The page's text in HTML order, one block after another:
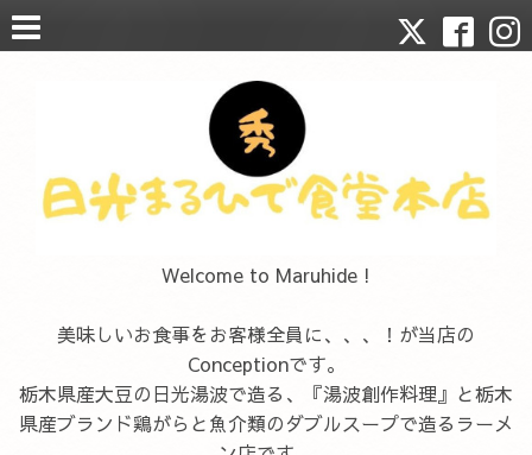
Welcome to Maruhide !
美味しいお食事をお客様全員に、、、！が当店の
Conceptionです。
栃木県産大豆の日光湯波で造る、『湯波創作料理』と栃木
県産ブランド鶏がらと魚介類のダブルスープで造るラーメ